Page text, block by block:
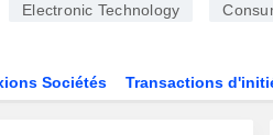
Electronic Technology
Sociétés Transactions